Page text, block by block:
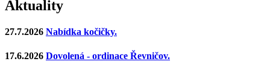
Aktuality
27.7.2026 Nabídka kočičky.
17.6.2026 Dovolená - ordinace Řevničov.